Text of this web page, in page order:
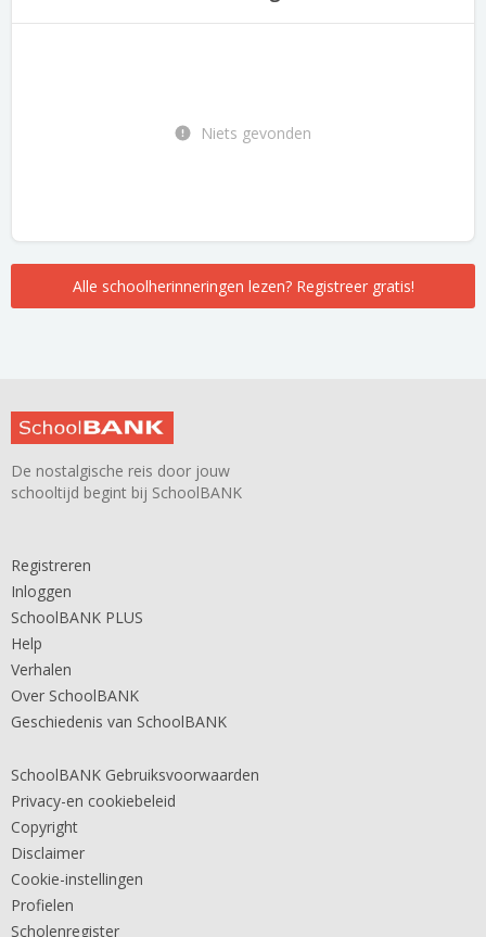
Niets gevonden
Alle schoolherinneringen lezen? Registreer gratis!
De nostalgische reis door jouw
schooltijd begint bij SchoolBANK
Registreren
Inloggen
SchoolBANK PLUS
Help
Verhalen
Over SchoolBANK
Geschiedenis van SchoolBANK
SchoolBANK Gebruiksvoorwaarden
Privacy-en cookiebeleid
Copyright
Disclaimer
Cookie-instellingen
Profielen
Scholenregister